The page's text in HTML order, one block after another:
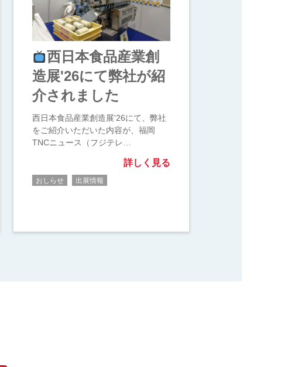
西日本食品産業創
造展'26にて弊社が紹
介されました
西日本食品産業創造展'26にて、弊社
をご紹介いただいた内容が、福岡
TNCニュース（フジテレ…
詳しく見る
おしらせ 出展情報